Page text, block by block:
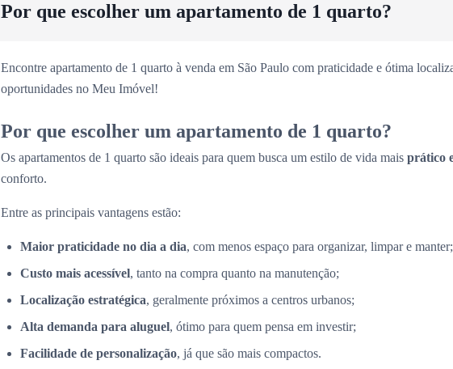
Por que escolher um apartamento de 1 quarto?
Encontre apartamento de 1 quarto à venda em São Paulo com praticidade e ótima
oportunidades no Meu Imóvel!
Por que escolher um apartamento de 1 quarto?
Os apartamentos de 1 quarto são ideais para quem busca um estilo de vida mais prático
conforto.
Entre as principais vantagens estão:
Maior praticidade no dia a dia, com menos espaço para organizar, limpar e manter;
Custo mais acessível, tanto na compra quanto na manutenção;
Localização estratégica, geralmente próximos a centros urbanos;
Alta demanda para aluguel, ótimo para quem pensa em investir;
Facilidade de personalização, já que são mais compactos.